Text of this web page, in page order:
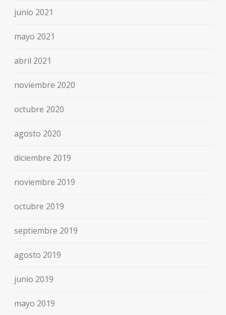
junio 2021
mayo 2021
abril 2021
noviembre 2020
octubre 2020
agosto 2020
diciembre 2019
noviembre 2019
octubre 2019
septiembre 2019
agosto 2019
junio 2019
mayo 2019